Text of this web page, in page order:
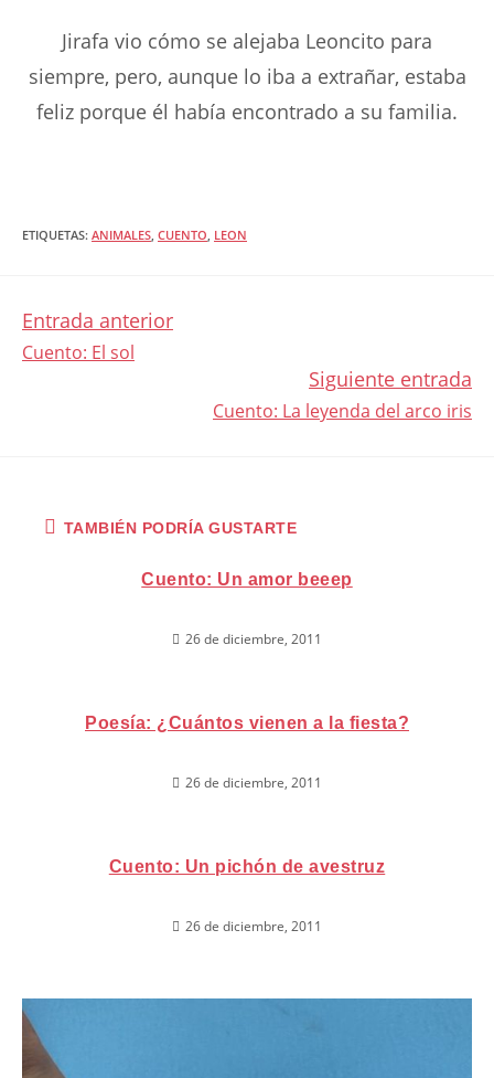
Jirafa vio cómo se alejaba Leoncito para
siempre, pero, aunque lo iba a extrañar, estaba
feliz porque él había encontrado a su familia.
ETIQUETAS: ANIMALES, CUENTO, LEON
LEER
Entrada anterior
Cuento: El sol
Siguiente entrada
Cuento: La leyenda del arco iris
TAMBIÉN PODRÍA GUSTARTE
Cuento: Un amor beeep
26 de diciembre, 2011
Poesía: ¿Cuántos vienen a la fiesta?
26 de diciembre, 2011
Cuento: Un pichón de avestruz
26 de diciembre, 2011